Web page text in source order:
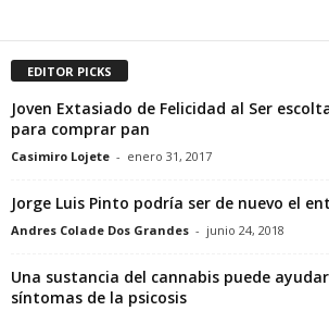
EDITOR PICKS
Joven Extasiado de Felicidad al Ser
para comprar pan
Casimiro Lojete - enero 31, 2017
Jorge Luis Pinto podría ser de nuevo el
Andres Colade Dos Grandes - junio 24, 2018
Una sustancia del cannabis puede
síntomas de la psicosis